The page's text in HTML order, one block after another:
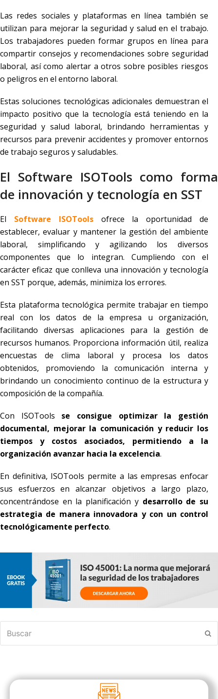
Las redes sociales y plataformas en línea también se
utilizan para mejorar la seguridad y salud en el trabajo.
Los trabajadores pueden formar grupos en línea para
compartir consejos y recomendaciones sobre seguridad
laboral, así como alertar a otros sobre posibles riesgos
o peligros en el entorno laboral.
Estas soluciones tecnológicas adicionales demuestran el
impacto positivo que la tecnología está teniendo en la
seguridad y salud laboral, brindando herramientas y
recursos para prevenir accidentes y promover entornos
de trabajo seguros y saludables.
El Software ISOTools como forma
de innovación y tecnología en SST
El Software ISOToolsofrece la oportunidad de
establecer, evaluar y mantener la gestión del ambiente
laboral, simplificando y agilizando los diversos
componentes que lo integran. Cumpliendo con el
carácter eficaz que conlleva una innovación y tecnología
en SST porque, además, minimiza los errores.
Esta plataforma tecnológica permite trabajar en tiempo
real con los datos de la empresa u organización,
facilitando diversas aplicaciones para la gestión de
recursos humanos. Proporciona información útil, realiza
encuestas de clima laboral y procesa los datos
obtenidos, promoviendo la comunicación interna y
brindando un conocimiento continuo de la estructura y
composición de la compañía.
Con ISOTools se consigue optimizar la gestión
documental, mejorar la comunicación y reducir los
tiempos y costos asociados, permitiendo a la
organización avanzar hacia la excelencia.
En definitiva, ISOTools permite a las empresas enfocar
sus esfuerzos en alcanzar objetivos a largo plazo,
concentrándose en la planificación y desarrollo de su
estrategia de manera innovadora y con un control
tecnológicamente perfecto.